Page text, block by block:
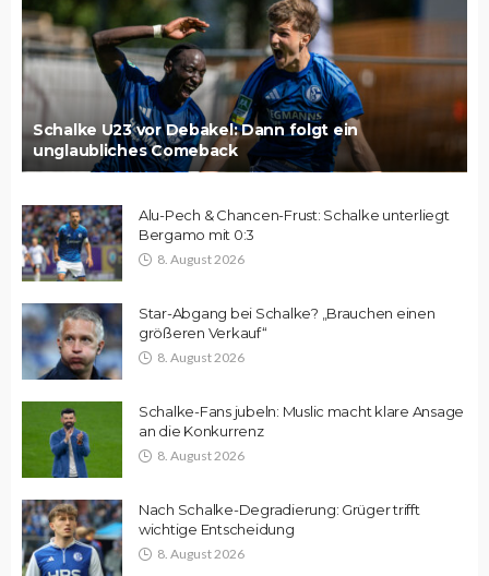
Schalke U23 vor Debakel: Dann folgt ein
unglaubliches Comeback
Alu-Pech & Chancen-Frust: Schalke unterliegt
Bergamo mit 0:3
8. August 2026
Star-Abgang bei Schalke? „Brauchen einen
größeren Verkauf“
8. August 2026
Schalke-Fans jubeln: Muslic macht klare Ansage
an die Konkurrenz
8. August 2026
Nach Schalke-Degradierung: Grüger trifft
wichtige Entscheidung
8. August 2026